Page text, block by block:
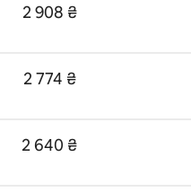
2 908 ₴
2 774 ₴
2 640 ₴